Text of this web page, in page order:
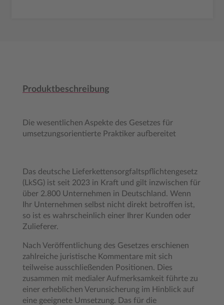
Produktbeschreibung
Die wesentlichen Aspekte des Gesetzes für
umsetzungsorientierte Praktiker aufbereitet
Das deutsche Lieferkettensorgfaltspflichtengesetz
(LkSG) ist seit 2023 in Kraft und gilt inzwischen für
über 2.800 Unternehmen in Deutschland. Wenn
Ihr Unternehmen selbst nicht direkt betroffen ist,
so ist es wahrscheinlich einer Ihrer Kunden oder
Zulieferer.
Nach Veröffentlichung des Gesetzes erschienen
zahlreiche juristische Kommentare mit sich
teilweise ausschließenden Positionen. Dies
zusammen mit medialer Aufmerksamkeit führte zu
einer erheblichen Verunsicherung im Hinblick auf
eine geeignete Umsetzung. Das für die